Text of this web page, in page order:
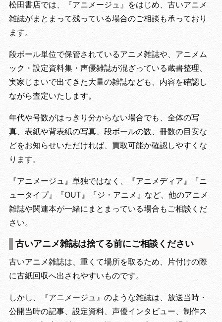
松田書店では、『アニメージュ』をはじめ、古いアニメ
雑誌がまとまって残っている場合のご相談も承っており
ます。
段ボール単位で保管されているアニメ雑誌や、アニメム
ック・設定資料集・声優雑誌が混ざっている蔵書整理、
実家じまいで出てきた大量の雑誌なども、内容を確認し
ながら査定いたします。
年代や号数がはっきり分からない場合でも、全体の写
真、表紙や背表紙の写真、段ボールの数、冊数の目安な
どをお知らせいただければ、買取可能か確認しやすくな
ります。
『アニメージュ』単独ではなく、『アニメディア』『ニ
ュータイプ』『OUT』『ジ・アニメ』など、他のアニメ
雑誌や関連本が一緒にまとまっている場合もご相談くだ
さい。
古いアニメ雑誌は捨てる前にご相談ください
古いアニメ雑誌は、重くて場所を取るため、片付けの際
に古紙回収へ出されやすいものです。
しかし、『アニメージュ』のような雑誌は、放送当時・
公開当時の記事、設定資料、声優インタビュー、制作ス